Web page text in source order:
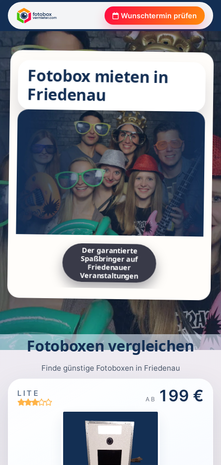
Wunschtermin prüfen
Fotobox mieten in
Friedenau
Der garantierte
Spaßbringer auf
Friedenauer
Veranstaltungen
Fotoboxen vergleichen
Finde günstige Fotoboxen in Friedenau
LITE
AB 199 €